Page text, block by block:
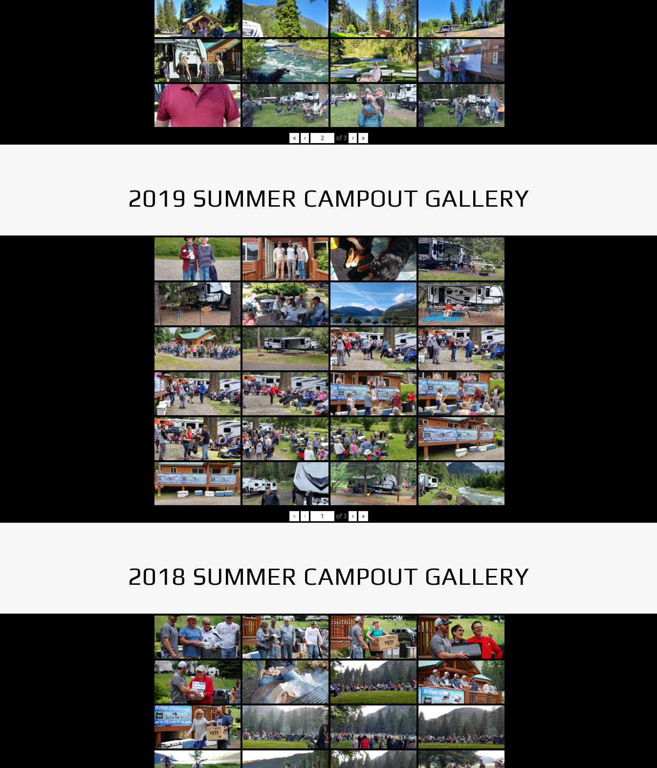
« ‹ of 3 › »
2019 SUMMER CAMPOUT GALLERY
« ‹ of 3 › »
2018 SUMMER CAMPOUT GALLERY